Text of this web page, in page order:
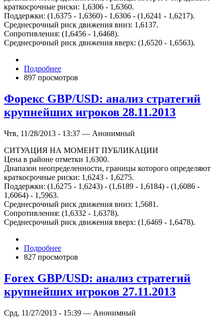
краткосрочные риски: 1,6306 - 1,6360.
Поддержки: (1,6375 - 1,6360) - 1,6306 - (1,6241 - 1,6217).
Среднесрочный риск движения вниз: 1,6137.
Сопротивления: (1,6456 - 1,6468).
Среднесрочный риск движения вверх: (1,6520 - 1,6563).
Подробнее
897 просмотров
Форекс GBP/USD: анализ стратегий
крупнейших игроков 28.11.2013
Чтв, 11/28/2013 - 13:37 — Анонимный
СИТУАЦИЯ НА МОМЕНТ ПУБЛИКАЦИИ
Цена в районе отметки 1,6300.
Диапазон неопределенности, границы которого определяют
краткосрочные риски: 1,6243 - 1,6275.
Поддержки: (1,6275 - 1,6243) - (1,6189 - 1,6184) - (1,6086 -
1,6064) - 1,5963.
Среднесрочный риск движения вниз: 1,5681.
Сопротивления: (1,6332 - 1,6378).
Среднесрочный риск движения вверх: (1,6469 - 1,6478).
Подробнее
827 просмотров
Forex GBP/USD: анализ стратегий
крупнейших игроков 27.11.2013
Срд, 11/27/2013 - 15:39 — Анонимный